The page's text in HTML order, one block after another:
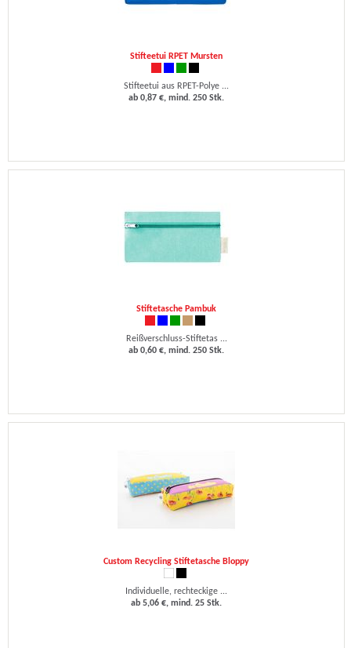
Stifteetui RPET Mursten
Stifteetui aus RPET-Polye ...
ab 0,87 €, mind. 250 Stk.
Stiftetasche Pambuk
Reißverschluss-Stiftetas ...
ab 0,60 €, mind. 250 Stk.
Custom Recycling Stiftetasche Bloppy
Individuelle, rechteckige ...
ab 5,06 €, mind. 25 Stk.